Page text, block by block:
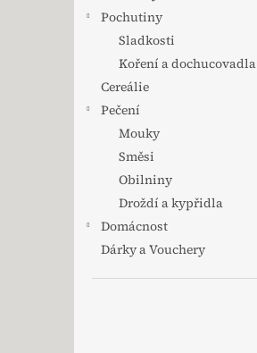
Pochutiny
Sladkosti
Koření a dochucovadla
Cereálie
Pečení
Mouky
Směsi
Obilniny
Droždí a kypřidla
Domácnost
Dárky a Vouchery